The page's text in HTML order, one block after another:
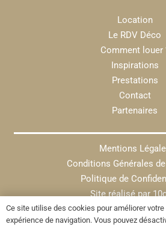
Location
Le RDV Déco
Comment louer
Inspirations
Prestations
Contact
Partenaires
Mentions
Conditions Générales
Politique de
Site réalisé par
Ce site utilise des cookies pour améliorer votre
expérience de navigation. Vous pouvez